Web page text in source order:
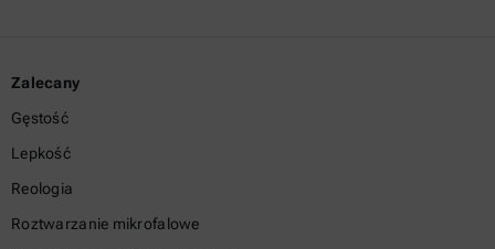
Zalecany
Gęstość
Lepkość
Reologia
Roztwarzanie mikrofalowe